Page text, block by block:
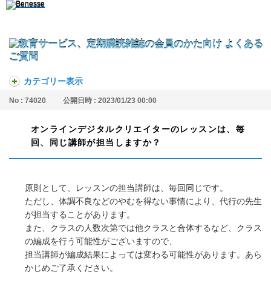
カテゴリー表示
No : 74020 公開日時 : 2023/01/23 00:00
オンラインデジタルクリエイターのレッスンは、毎
回、同じ講師が担当しますか？
原則として、レッスンの担当講師は、毎回同じです。
ただし、体調不良などのやむを得ない事情により、代行の先生
が担当することがあります。
また、クラスの人数次第では他クラスと合体するなど、クラス
の編成を行う可能性がございますので、
担当講師が編成結果によっては変わる可能性があります。あら
かじめご了承ください。